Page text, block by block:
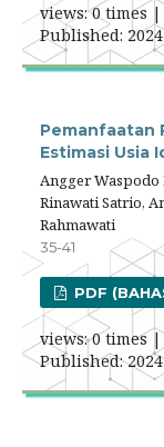
views: 0 times
Published:
Pemanfaatan
Estimasi Usia
Angger
Rinawati Satrio,
Rahmawati
35-41
PDF
views: 0 times
Published: